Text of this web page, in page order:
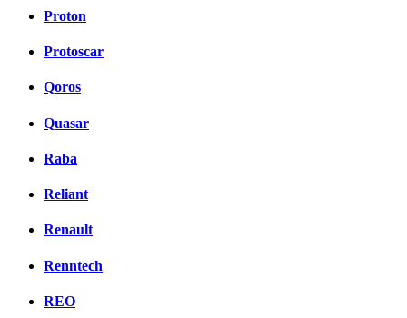
Proton
Protoscar
Qoros
Quasar
Raba
Reliant
Renault
Renntech
REO